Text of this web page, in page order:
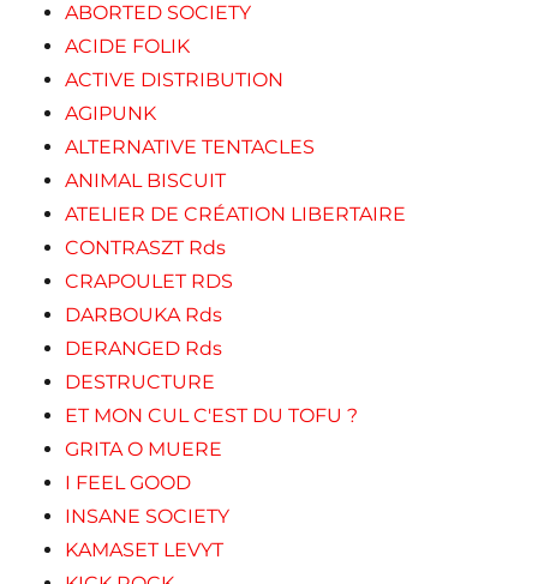
ABORTED SOCIETY
ACIDE FOLIK
ACTIVE DISTRIBUTION
AGIPUNK
ALTERNATIVE TENTACLES
ANIMAL BISCUIT
ATELIER DE CRÉATION LIBERTAIRE
CONTRASZT Rds
CRAPOULET RDS
DARBOUKA Rds
DERANGED Rds
DESTRUCTURE
ET MON CUL C'EST DU TOFU ?
GRITA O MUERE
I FEEL GOOD
INSANE SOCIETY
KAMASET LEVYT